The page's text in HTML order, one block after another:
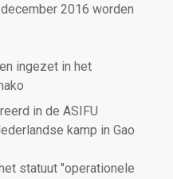
2016 worden
ingezet in het
in de ASIFU
kamp in Gao
statuut "operationele